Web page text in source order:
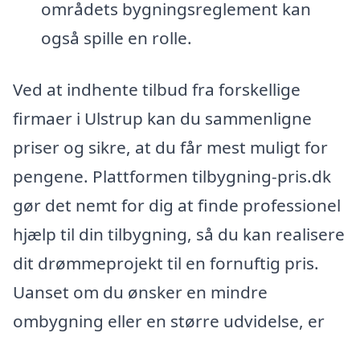
områdets bygningsreglement kan
også spille en rolle.
Ved at indhente tilbud fra forskellige
firmaer i Ulstrup kan du sammenligne
priser og sikre, at du får mest muligt for
pengene. Plattformen tilbygning-pris.dk
gør det nemt for dig at finde professionel
hjælp til din tilbygning, så du kan realisere
dit drømmeprojekt til en fornuftig pris.
Uanset om du ønsker en mindre
ombygning eller en større udvidelse, er